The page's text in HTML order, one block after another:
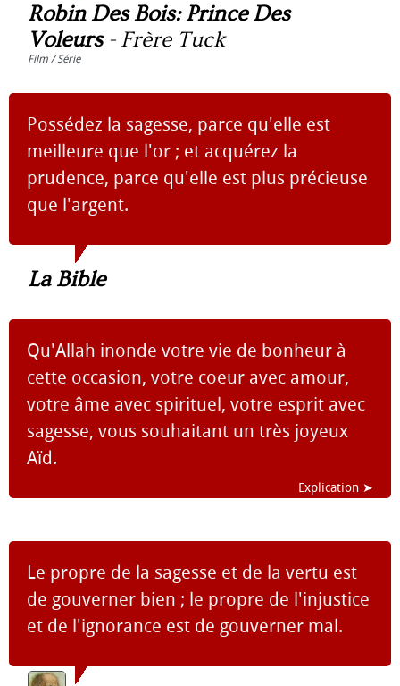
Robin Des Bois: Prince Des
Voleurs- Frère Tuck
Film / Série
Possédez la sagesse, parce qu'elle est
meilleure que l'or ; et acquérez la
prudence, parce qu'elle est plus précieuse
que l'argent.
La Bible
Qu'Allah inonde votre vie de bonheur à
cette occasion, votre coeur avec amour,
votre âme avec spirituel, votre esprit avec
sagesse, vous souhaitant un très joyeux
Aïd.
Explication ➤
Le propre de la sagesse et de la vertu est
de gouverner bien ; le propre de l'injustice
et de l'ignorance est de gouverner mal.